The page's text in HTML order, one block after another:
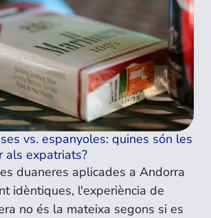
vs. espanyoles: quines són les
als expatriats?
duaneres aplicades a Andorra
idèntiques, l'experiència de
no és la mateixa segons si es